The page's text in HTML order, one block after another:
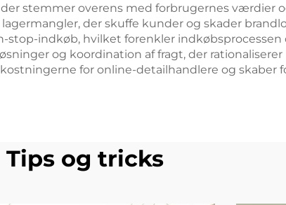
stemmer overens med forbrugernes værdier
der skuffe kunder og skader
indkøb, hvilket forenkler
og koordination af fragt, der
for online-detailhandlere og skaber
Tips og tricks